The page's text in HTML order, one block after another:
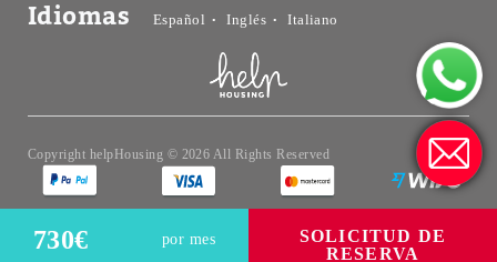
730€ por mes
SOLICITUD DE
RESERVA
Idiomas Español Inglés Italiano
Copyright helpHousing © 2026 All Rights Reserved